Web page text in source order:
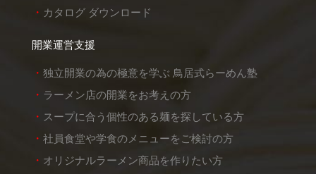
カタログ ダウンロード
開業運営支援
独立開業の為の極意を学ぶ 鳥居式らーめん塾
ラーメン店の開業をお考えの方
スープに合う個性のある麺を探している方
社員食堂や学食のメニューをご検討の方
オリジナルラーメン商品を作りたい方